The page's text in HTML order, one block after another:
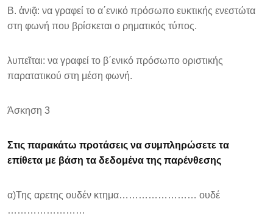
Β. ἀνιᾷ: να γραφεί το α΄ενικό πρόσωπο ευκτικής ενεστώτα
στη φωνή που βρίσκεται ο ρηματικός τύπος.
λυπεῖται: να γραφεί το β΄ενικό πρόσωπο οριστικής
παρατατικού στη μέση φωνή.
Άσκηση 3
Στις παρακάτω προτάσεις να συμπληρώσετε τα
επίθετα με βάση τα δεδομένα της παρένθεσης
α)Της αρετης ουδέν κτημα…………………… ουδέ
……………………